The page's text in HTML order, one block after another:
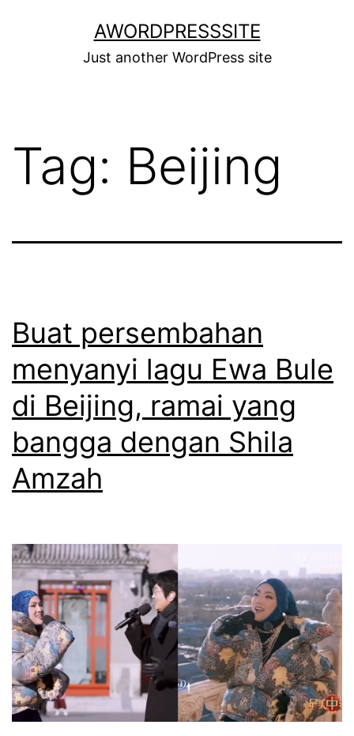
AWORDPRESSSITE
Just another WordPress site
Tag: Beijing
Buat persembahan
menyanyi lagu Ewa Bule
di Beijing, ramai yang
bangga dengan Shila
Amzah